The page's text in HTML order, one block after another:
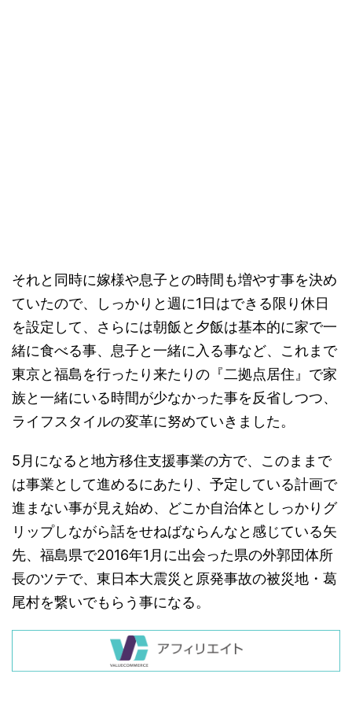
それと同時に嫁様や息子との時間も増やす事を決め
ていたので、しっかりと週に1日はできる限り休日
を設定して、さらには朝飯と夕飯は基本的に家で一
緒に食べる事、息子と一緒に入る事など、これまで
東京と福島を行ったり来たりの『二拠点居住』で家
族と一緒にいる時間が少なかった事を反省しつつ、
ライフスタイルの変革に努めていきました。
5月になると地方移住支援事業の方で、このままで
は事業として進めるにあたり、予定している計画で
進まない事が見え始め、どこか自治体としっかりグ
リップしながら話をせねばならんなと感じている矢
先、福島県で2016年1月に出会った県の外郭団体所
長のツテで、東日本大震災と原発事故の被災地・葛
尾村を繋いでもらう事になる。